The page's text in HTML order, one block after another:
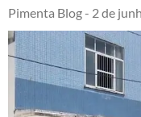
Pimenta Blog - 2 de